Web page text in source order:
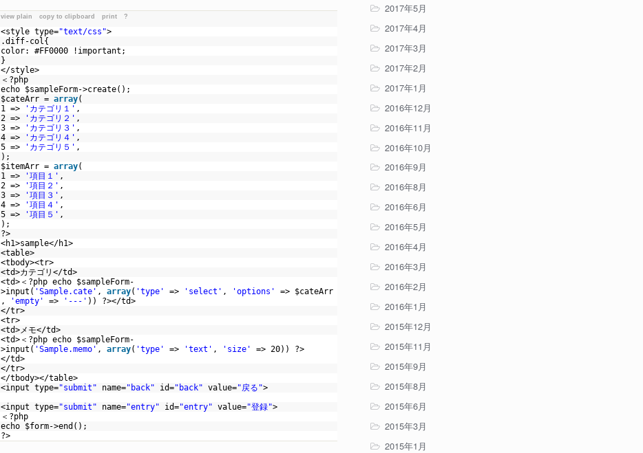
view plain copy to clipboard print ?
<style type="text/css">
.diff-col{
color: #FF0000 !important;
}
</style>
＜?php
echo $sampleForm->create();
$cateArr =array(
1 =>
'カテゴリ１' ,
2 =>
'カテゴリ２' ,
3 =>
'カテゴリ３' ,
4 =>
'カテゴリ４' ,
5 =>
'カテゴリ５' ,
);
$itemArr =array(
1 =>
'項目１' ,
2 =>
'項目２' ,
3 =>
'項目３' ,
4 =>
'項目４' ,
5 =>
'項目５' ,
);
?>
<h1>sample</h1>
<table>
<tbody><tr>
<td>カテゴリ</td>
<td>＜?phpecho $sampleForm-
>input( 'Sample.cate' ,array( 'type' => 'select' , 'options' => $cateArr
,
'empty' => '---' )) ?></td>
</tr>
<tr>
<td>メモ</td>
<td>＜?phpecho $sampleForm-
>input( 'Sample.memo' ,array( 'type' => 'text' , 'size'
=> 20)) ?>
</td>
</tr>
</tbody></table>
<input type="submit" name="back" id="back" value="戻る">
<input type="submit" name="entry" id="entry" value="登録">
＜?php
echo $form->end ();
?>
2017年5月
2017年4月
2017年3月
2017年2月
2017年1月
2016年12月
2016年11月
2016年10月
2016年9月
2016年8月
2016年6月
2016年5月
2016年4月
2016年3月
2016年2月
2016年1月
2015年12月
2015年11月
2015年9月
2015年8月
2015年6月
2015年3月
2015年1月